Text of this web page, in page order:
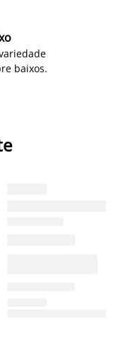
baixos.